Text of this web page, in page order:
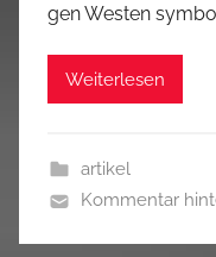
gen Westen
Weiterlesen
artikel
Kommentar